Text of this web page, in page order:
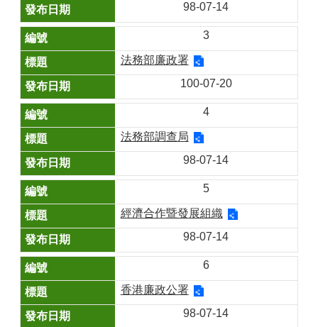
98-07-14
3
法務部廉政署
100-07-20
4
法務部調查局
98-07-14
5
經濟合作暨發展組織
98-07-14
6
香港廉政公署
98-07-14